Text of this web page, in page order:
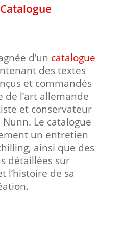
Catalogue
d’un catalogue
des textes
et commandés
de l’art allemande
et conservateur
Le catalogue
un entretien
ainsi que des
détaillées sur
l’histoire de sa